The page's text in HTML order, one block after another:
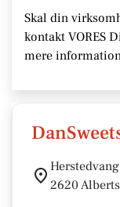
Skal din
kontakt VORES
mere
2620